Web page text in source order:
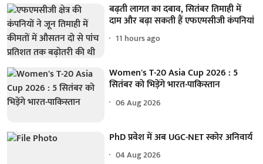
बढ़ती लागत का दबाव, सितंबर तिमाही में
दाम और बढ़ा सकती हैं एफएमसीजी कंपनियां
11 hours ago
Women's T-20 Asia Cup 2026 : 5
सितंबर को भिड़ेंगे भारत-पाकिस्तान
06 Aug 2026
PhD प्रवेश में अब UGC-NET स्कोर अनिवार्य
04 Aug 2026